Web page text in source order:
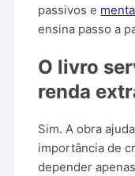
passivos e
ensina passo a
O livro
renda
Sim. A obra
importância de
depender